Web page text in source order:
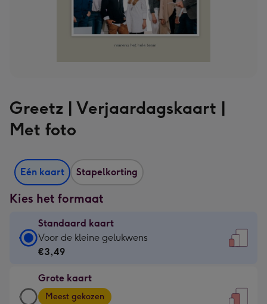
Greetz | Verjaardagskaart |
Met foto
Eén kaart Stapelkorting
Kies het formaat
Standaard kaart
Standaard
kaart
€3,49
-
Voor de kleine gelukwens
€3,49
Grote kaart
Grote
Meest gekozen